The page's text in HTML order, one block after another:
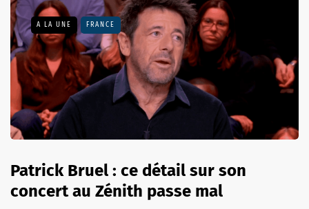
A LA UNE FRANCE
Patrick Bruel : ce détail sur son
concert au Zénith passe mal